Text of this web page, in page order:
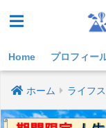
Home プロフィー
ホーム ライフ